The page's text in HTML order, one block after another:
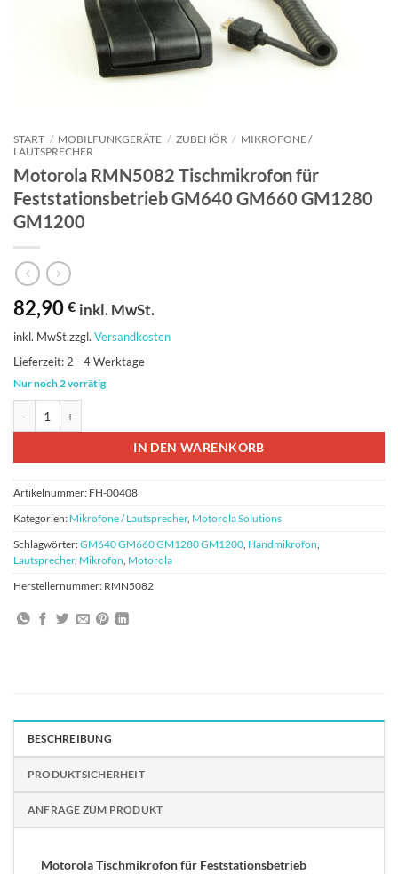
START / MOBILFUNKGERÄTE / ZUBEHÖR / MIKROFONE /
LAUTSPRECHER
Motorola RMN5082 Tischmikrofon für
Feststationsbetrieb GM640 GM660 GM1280
GM1200
82,90 € inkl. MwSt.
inkl. MwSt.zzgl. Versandkosten
Lieferzeit: 2 - 4 Werktage
Nur noch 2 vorrätig
IN DEN WARENKORB
Artikelnummer: FH-00408
Kategorien: Mikrofone / Lautsprecher, Motorola Solutions
Schlagwörter:GM640 GM660 GM1280 GM1200 Handmikrofon
Lautsprecher, Mikrofon Motorola
Herstellernummer: RMN5082
BESCHREIBUNG
PRODUKTSICHERHEIT
ANFRAGE ZUM PRODUKT
Motorola Tischmikrofon für Feststationsbetrieb